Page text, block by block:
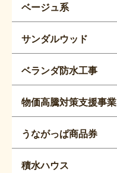
ベージュ系
サンダルウッド
ベランダ防水工事
物価高騰対策支援事業
うながっぱ商品券
積水ハウス